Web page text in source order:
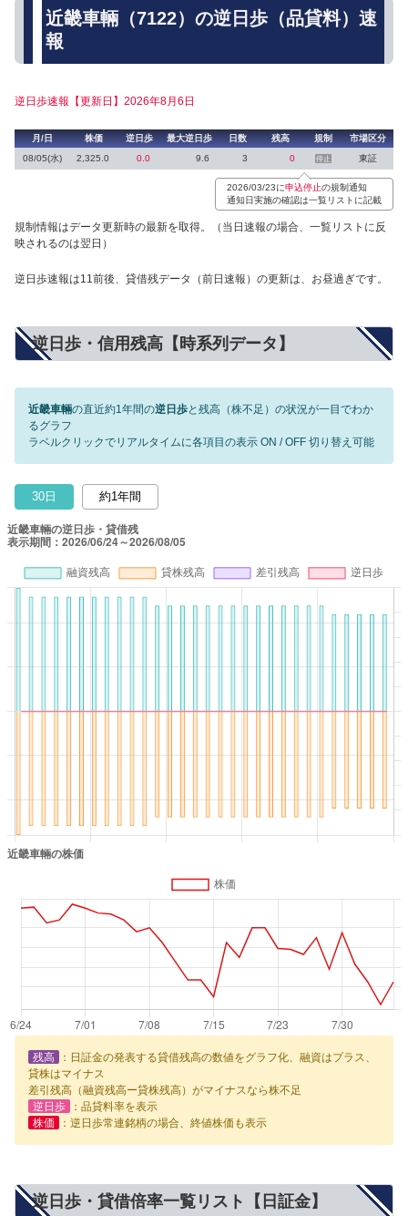
近畿車輛（7122）の逆日歩（品貸料）速
報
逆日歩速報【更新日】2026年8月6日
月/日 株価 逆日歩 最大逆日歩 日数 残高 規制
市場区分
08/05(水)
2,325.0 0.0 9.6 3 0 停止 東証
2026/03/23に申込停止の規制通知
通知日実施の確認は一覧リストに記載
規制情報はデータ更新時の最新を取得。（当日速報の場合、一覧リストに反
映されるのは翌日）
逆日歩速報は11前後、貸借残データ（前日速報）の更新は、お昼過ぎです。
逆日歩・信用残高【時系列データ】
近畿車輛の直近約1年間の逆日歩と残高（株不足）の状況が一目でわか
るグラフ
ラベルクリックでリアルタイムに各項目の表示 ON / OFF 切り替え可能
30日 約1年間
残高
：日証金の発表する貸借残高の数値をグラフ化、融資はプラス、
貸株はマイナス
差引残高（融資残高ー貸株残高）がマイナスなら株不足
逆日歩
：品貸料率を表示
株価
：逆日歩常連銘柄の場合、終値株価も表示
逆日歩・貸借倍率一覧リスト【日証金】